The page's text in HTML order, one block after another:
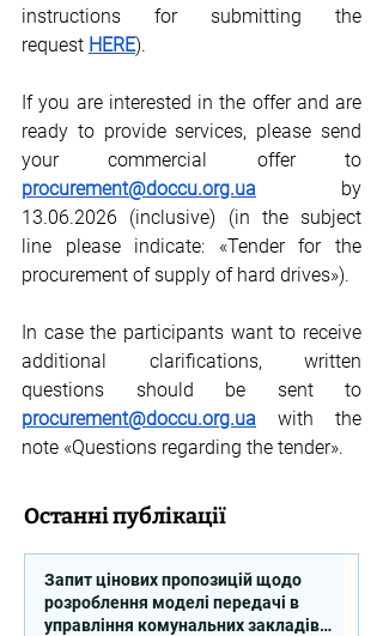
instructions for submitting the
request HERE).
If you are interested in the offer and are
ready to provide services, please send
procurement@doccu.org.ua by
13.06.2026 (inclusive) (in the subject
line please indicate: «Tender for the
procurement of supply of hard drives»).
In case the participants want to receive
additional clarifications, written
procurement@doccu.org.ua with the
note «Questions regarding the tender».
Останні публікації
Запит цінових пропозицій щодо
розроблення моделі передачі в
управління комунальних закладів